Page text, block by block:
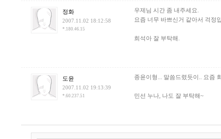
정화
2007.11.02 18:12:58
*.180.46.15
우제님 시간 좀 내주세요.
요즘 너무 바쁘신거 같아서 걱정
희석아 잘 부탁해.
도윤
2007.11.02 19:13:39
*.60.237.51
종윤이형... 말씀드렸듯이.. 요즘
민선 누나, 나도 잘 부탁해~